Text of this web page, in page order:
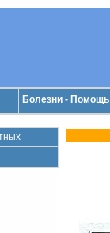
Болезни - Помощь